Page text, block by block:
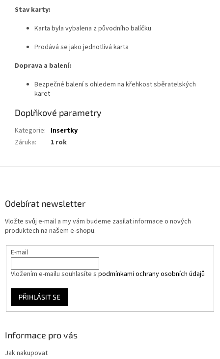
Stav karty:
Karta byla vybalena z původního balíčku
Prodává se jako jednotlivá karta
Doprava a balení:
Bezpečné balení s ohledem na křehkost sběratelských
karet
Doplňkové parametry
Kategorie: Insertky
Záruka: 1 rok
Odebírat newsletter
Vložte svůj e-mail a my vám budeme zasílat informace o nových
produktech na našem e-shopu.
E-mail
Vložením e-mailu souhlasíte s podmínkami ochrany osobních údajů
PŘIHLÁSIT SE
Informace pro vás
Jak nakupovat